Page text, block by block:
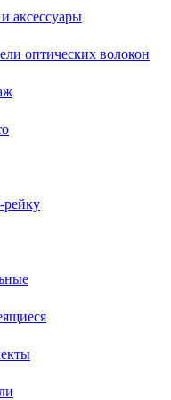
аксессуары
оптических волокон